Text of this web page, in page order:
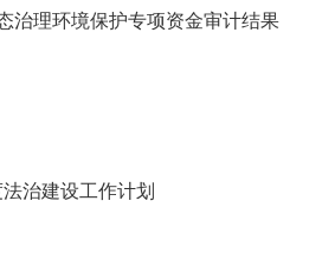
治理环境保护专项资金审计结果
治建设工作计划